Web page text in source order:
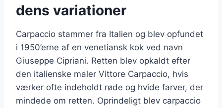
dens variationer
Carpaccio stammer fra Italien og blev opfundet
i 1950’erne af en venetiansk kok ved navn
Giuseppe Cipriani. Retten blev opkaldt efter
den italienske maler Vittore Carpaccio, hvis
værker ofte indeholdt røde og hvide farver, der
mindede om retten. Oprindeligt blev carpaccio